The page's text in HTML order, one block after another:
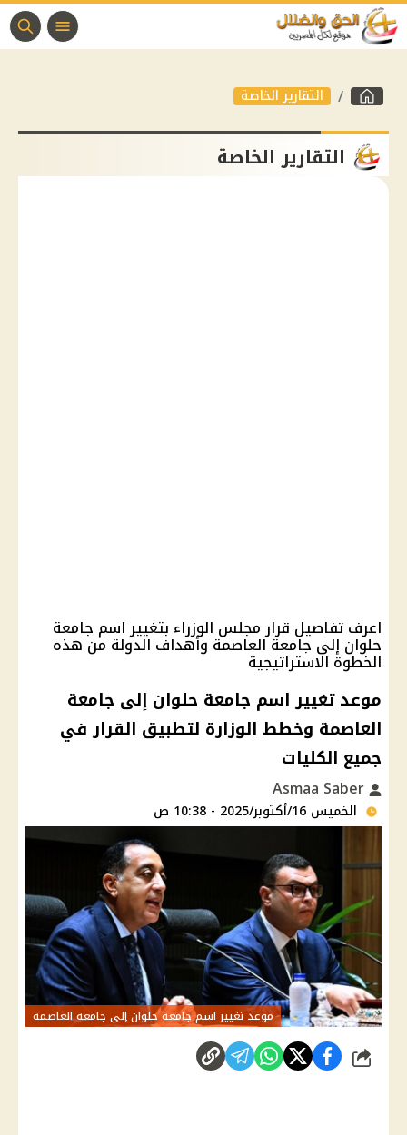
التقارير الخاصة
التقارير الخاصة
اعرف تفاصيل قرار مجلس الوزراء بتغيير اسم جامعة
حلوان إلى جامعة العاصمة وأهداف الدولة من هذه
الخطوة الاستراتيجية
موعد تغيير اسم جامعة حلوان إلى جامعة
العاصمة وخطط الوزارة لتطبيق القرار في
جميع الكليات
الخميس 16/أكتوبر/2025 - 10:38 ص
موعد تغيير اسم جامعة حلوان إلى جامعة العاصمة
شارك